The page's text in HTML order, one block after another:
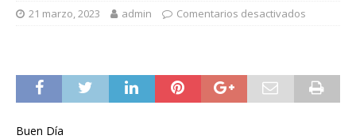
21 marzo, 2023 admin Comentarios desactivados
Buen Día